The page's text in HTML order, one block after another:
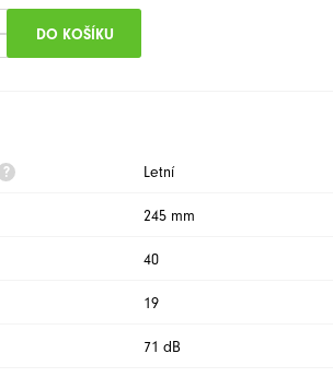
Letní
245 mm
40
19
71 dB